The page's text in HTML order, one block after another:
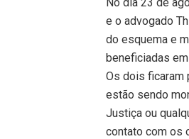
e o advogado
do esquema e
beneficiadas
Os dois ficaram
estão sendo
Justiça ou
contato com os